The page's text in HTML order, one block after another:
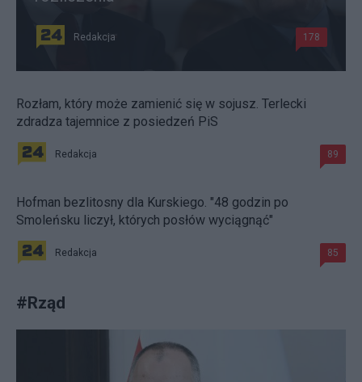
Redakcja 178
Rozłam, który może zamienić się w sojusz. Terlecki
zdradza tajemnice z posiedzeń PiS
Redakcja 89
Hofman bezlitosny dla Kurskiego. "48 godzin po
Smoleńsku liczył, których posłów wyciągnąć"
Redakcja 85
#Rząd